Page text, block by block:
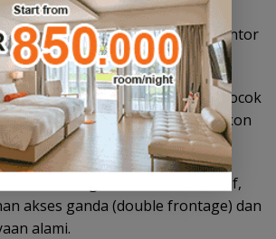
flagship dengan lokasi premium
tinggi, ideal untuk toko dan kantor
fleksibel dengan desain lapang, cocok
atau showroom, disertai balkon
di luar ruangan.
dinamis dengan tata letak inovatif,
akses ganda (double frontage) dan
alami.